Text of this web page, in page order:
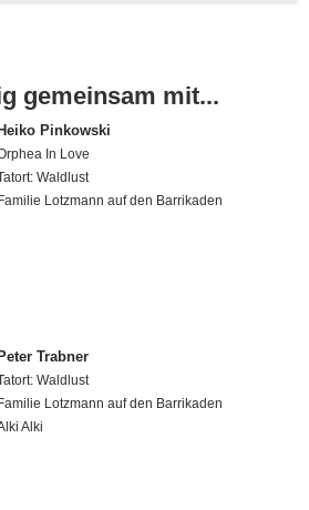
gemeinsam mit...
Heiko Pinkowski
In Love
Waldlust
Familie Lotzmann auf den Barrikaden
Peter Trabner
Waldlust
Lotzmann auf den Barrikaden
Alki